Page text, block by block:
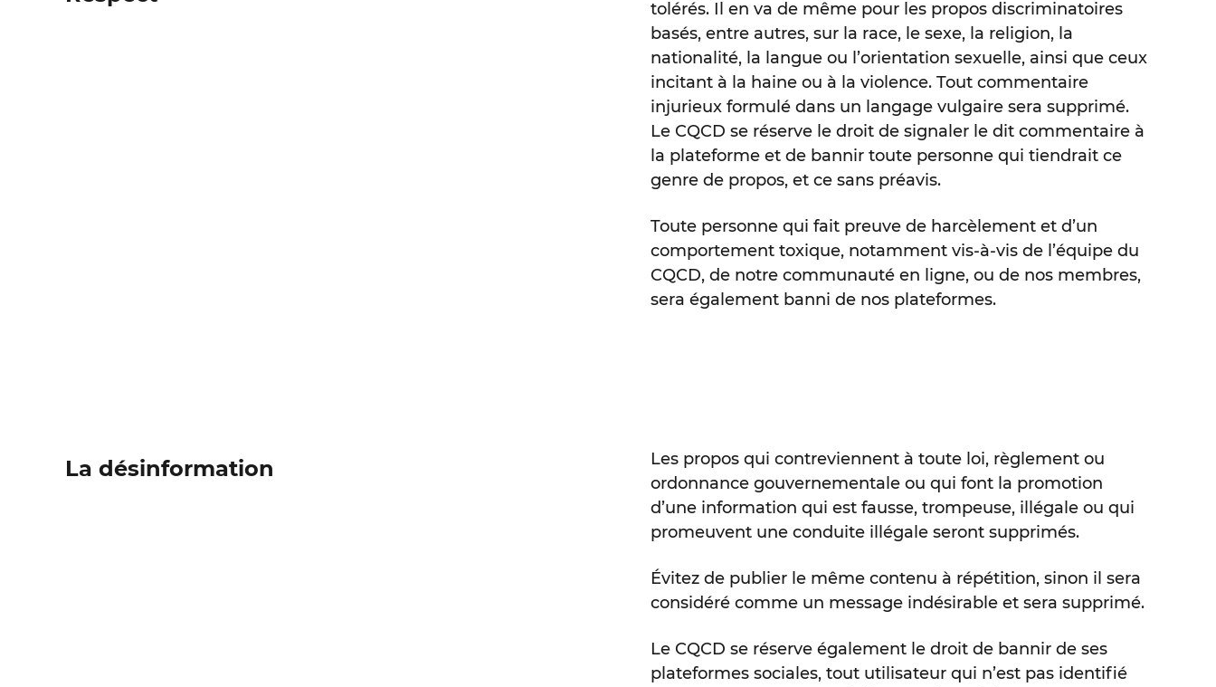
tolérés. Il en va de même pour les propos discriminatoires
basés, entre autres, sur la race, le sexe, la religion, la
nationalité, la langue ou l’orientation sexuelle, ainsi que ceux
incitant à la haine ou à la violence. Tout commentaire
injurieux formulé dans un langage vulgaire sera supprimé.
Le CQCD se réserve le droit de signaler le dit commentaire à
la plateforme et de bannir toute personne qui tiendrait ce
genre de propos, et ce sans préavis.
Toute personne qui fait preuve de harcèlement et d’un
comportement toxique, notamment vis-à-vis de l’équipe du
CQCD, de notre communauté en ligne, ou de nos membres,
sera également banni de nos plateformes.
La désinformation
Les propos qui contreviennent à toute loi, règlement ou
ordonnance gouvernementale ou qui font la promotion
d’une information qui est fausse, trompeuse, illégale ou qui
promeuvent une conduite illégale seront supprimés.
Évitez de publier le même contenu à répétition, sinon il sera
considéré comme un message indésirable et sera supprimé.
Le CQCD se réserve également le droit de bannir de ses
plateformes sociales, tout utilisateur qui n’est pas identifié